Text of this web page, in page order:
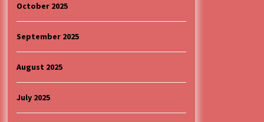
October 2025
September 2025
August 2025
July 2025